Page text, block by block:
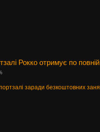
Рокко отримує по повній